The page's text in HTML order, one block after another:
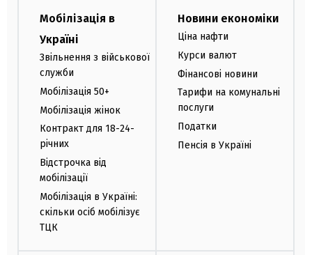
Мобілізація в
Україні
Звільнення з військової
служби
Мобілізація 50+
Мобілізація жінок
Контракт для 18-24-
річних
Відстрочка від
мобілізації
Мобілізація в Україні:
скільки осіб мобілізує
ТЦК
Новини економіки
Ціна нафти
Курси валют
Фінансові новини
Тарифи на комунальні
послуги
Податки
Пенсія в Україні